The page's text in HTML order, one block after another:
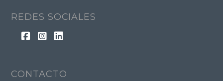
REDES SOCIALES
CONTACTO